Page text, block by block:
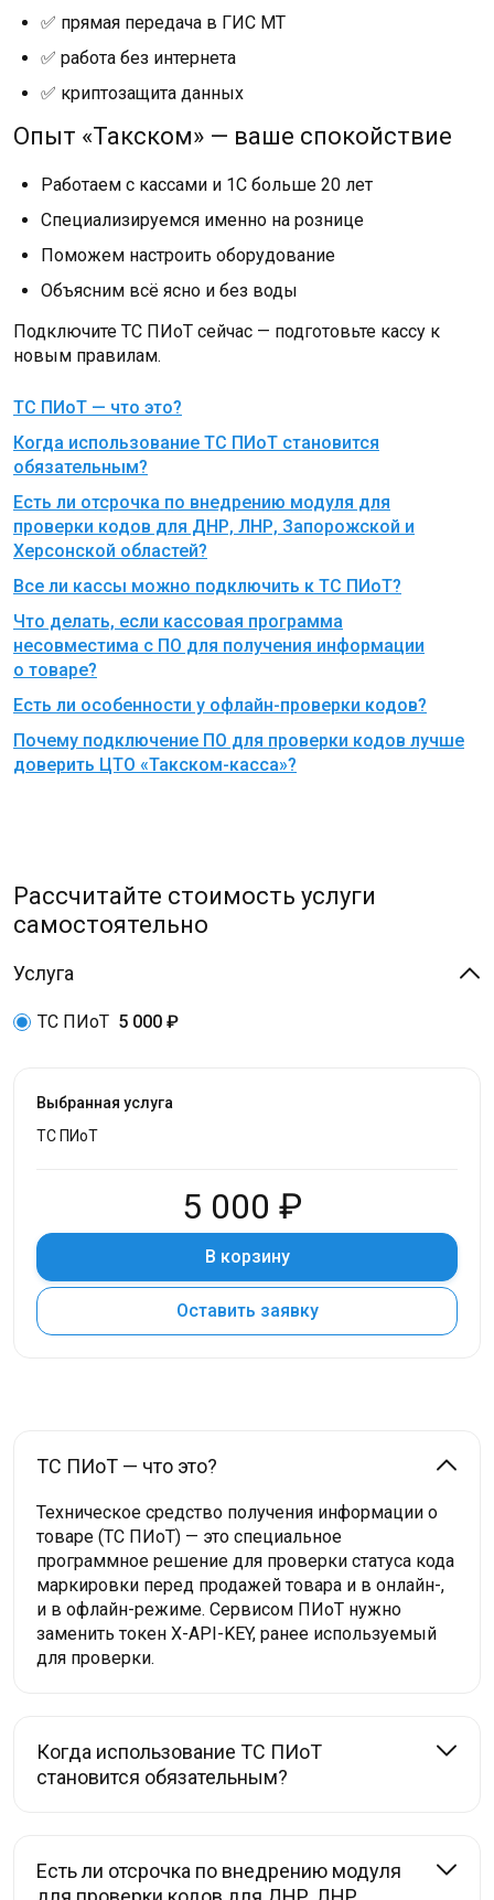
✅ прямая передача в ГИС МТ
✅ работа без интернета
✅ криптозащита данных
Опыт «Такском» — ваше спокойствие
Работаем с кассами и 1С больше 20 лет
Специализируемся именно на рознице
Поможем настроить оборудование
Объясним всё ясно и без воды
Подключите ТС ПИоТ сейчас — подготовьте кассу к
новым правилам.
ТС ПИоТ — что это?
Когда использование ТС ПИоТ становится
обязательным?
Есть ли отсрочка по внедрению модуля для
проверки кодов для ДНР, ЛНР, Запорожской и
Херсонской областей?
Все ли кассы можно подключить к ТС ПИоТ?
Что делать, если кассовая программа
несовместима с ПО для получения информации
о товаре?
Есть ли особенности у офлайн-проверки кодов?
Почему подключение ПО для проверки кодов лучше
доверить ЦТО «Такском-касса»?
Рассчитайте стоимость услуги
самостоятельно
Услуга
ТС ПИоТ 5 000 ₽
Выбранная услуга
ТС ПИоТ
5 000 ₽
В корзину
Оставить заявку
ТС ПИоТ — что это?
Техническое средство получения информации о
товаре (ТС ПИоТ) — это специальное
программное решение для проверки статуса кода
маркировки перед продажей товара и в онлайн-,
и в офлайн-режиме. Сервисом ПИоТ нужно
заменить токен X-API-KEY, ранее используемый
для проверки.
Когда использование ТС ПИоТ
становится обязательным?
Есть ли отсрочка по внедрению модуля